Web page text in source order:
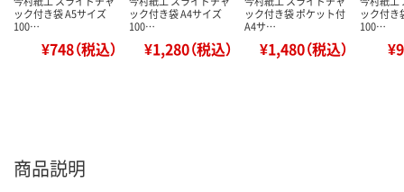
ック付き袋 A5サイズ
100…
¥748（税込）
ック付き袋 A4サイズ
100…
¥1,280（税込）
ック付き袋 ポケット付
A4サ…
¥1,480（税込）
ック付き
100…
商品説明